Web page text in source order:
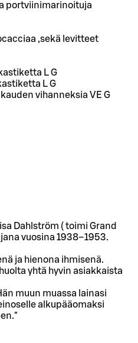
portviinimarinoituja
,sekä levitteet
L G
L G
vihanneksia VE G
Dahlström ( toimi Grand
vuosina 1938–1953.
ja hienona ihmisenä.
yhtä hyvin asiakkaista
muun muassa lainasi
alkupääomaksi